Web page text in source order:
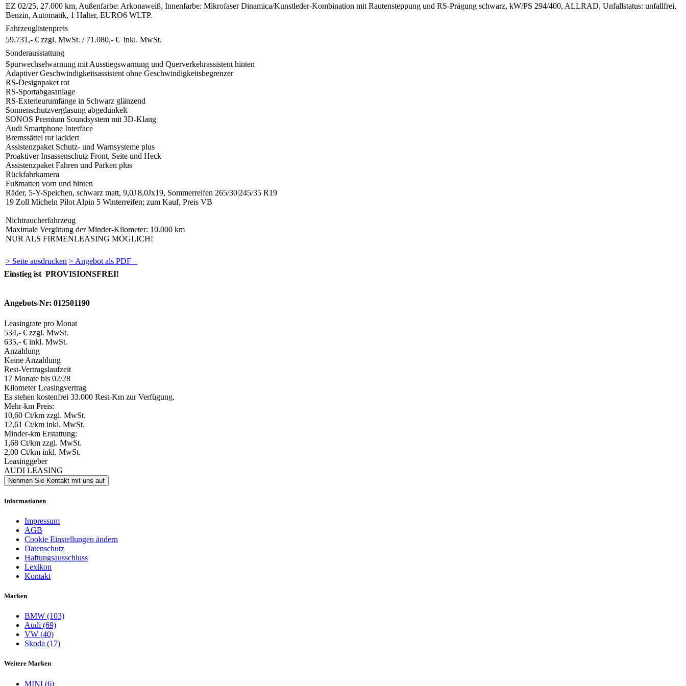
EZ 02/25, 27.000 km, Außenfarbe: Arkonaweiß, Innenfarbe: Mikrofaser Dinamica/Kunstleder-Kombination mit Rautensteppung und RS-Prägung schwarz, kW/PS 294/400, ALLRAD, Unfallstatus: unfallfrei,
Benzin, Automatik, 1 Halter, EURO6 WLTP.
Fahrzeuglistenpreis
59.731,- € zzgl. MwSt. / 71.080,- € inkl. MwSt.
Sonderausstattung
Spurwechselwarnung mit Ausstiegswarnung und Querverkehrassistent hinten
Adaptiver Geschwindigkeitsassistent ohne Geschwindigkeitsbegrenzer
RS-Designpaket rot
RS-Sportabgasanlage
RS-Exterieurumfänge in Schwarz glänzend
Sonnenschutzverglasung abgedunkelt
SONOS Premium Soundsystem mit 3D-Klang
Audi Smartphone Interface
Bremssättel rot lackiert
Assistenzpaket Schutz- und Warnsysteme plus
Proaktiver Insassenschutz Front, Seite und Heck
Assistenzpaket Fahren und Parken plus
Rückfahrkamera
Fußmatten vorn und hinten
Räder, 5-Y-Speichen, schwarz matt, 9,0J|8,0Jx19, Sommerreifen 265/30|245/35 R19
19 Zoll Micheln Pilot Alpin 5 Winterreifen; zum Kauf, Preis VB
Nichtraucherfahrzeug
Maximale Vergütung der Minder-Kilometer: 10.000 km
NUR ALS FIRMENLEASING MÖGLICH!
> Seite ausdrucken > Angebot als PDF
Einstieg ist PROVISIONSFREI!
Angebots-Nr: 012501190
Leasingrate pro Monat
534,- € zzgl. MwSt.
635,- € inkl. MwSt.
Anzahlung
Keine Anzahlung
Rest-Vertragslaufzeit
17 Monate bis 02/28
Kilometer Leasingvertrag
Es stehen kostenfrei 33.000 Rest-Km zur Verfügung.
Mehr-km Preis:
10,60 Ct/km zzgl. MwSt.
12,61 Ct/km inkl. MwSt.
Minder-km Erstattung:
1,68 Ct/km zzgl. MwSt.
2,00 Ct/km inkl. MwSt.
Leasinggeber
AUDI LEASING
Nehmen Sie Kontakt mit uns auf
Informationen
Impressum
AGB
Cookie Einstellungen ändern
Datenschutz
Haftungsausschluss
Lexikon
Kontakt
Marken
BMW (103)
Audi (69)
VW (40)
Skoda (17)
Weitere Marken
MINI (6)